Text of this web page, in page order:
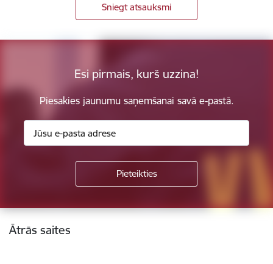
Sniegt atsauksmi
Esi pirmais, kurš uzzina!
Piesakies jaunumu saņemšanai savā e-pastā.
Kājene
Ātrās saites